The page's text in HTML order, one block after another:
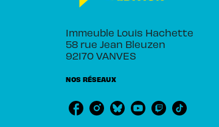
Immeuble Louis Hachette
58 rue Jean Bleuzen
92170 VANVES
NOS RÉSEAUX